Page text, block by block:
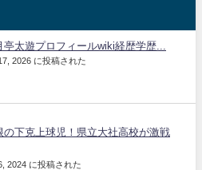
亭太遊プロフィールwiki経歴学歴...
2026 に投稿された
の下克上球児！県立大社高校が激戦
2024 に投稿された